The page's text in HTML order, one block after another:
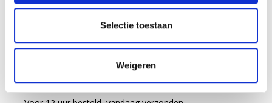
Selectie toestaan
Weigeren
de ogen van een jonge vrouw aan het hof van koning
lees verder
2399
Op voorraad